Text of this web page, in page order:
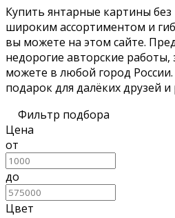
Купить янтарные картины без
широким ассортиментом и
вы можете на этом сайте.
недорогие авторские
можете в любой город
подарок для далёких друзей
Фильтр подбора
Цена
от
до
Цвет